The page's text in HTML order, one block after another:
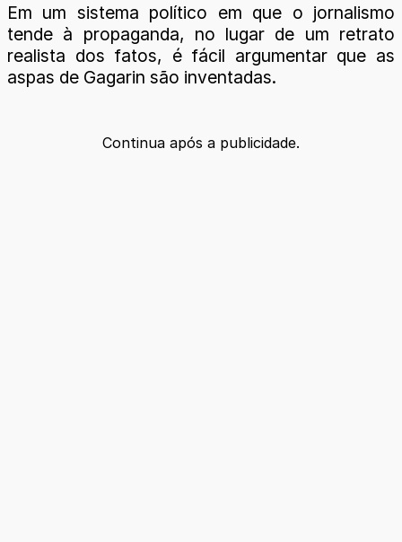
Em um sistema político em que o jornalismo
tende à propaganda, no lugar de um retrato
realista dos fatos, é fácil argumentar que as
aspas de Gagarin são inventadas.
Continua após a publicidade.